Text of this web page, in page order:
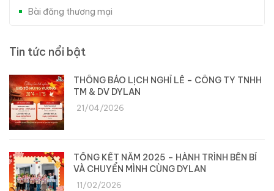
Bài đăng thương mại
Tin tức nổi bật
THÔNG BÁO LỊCH NGHỈ LỄ – CÔNG TY TNHH
TM & DV DYLAN
21/04/2026
TỔNG KẾT NĂM 2025 – HÀNH TRÌNH BỀN BỈ
VÀ CHUYỂN MÌNH CÙNG DYLAN
11/02/2026